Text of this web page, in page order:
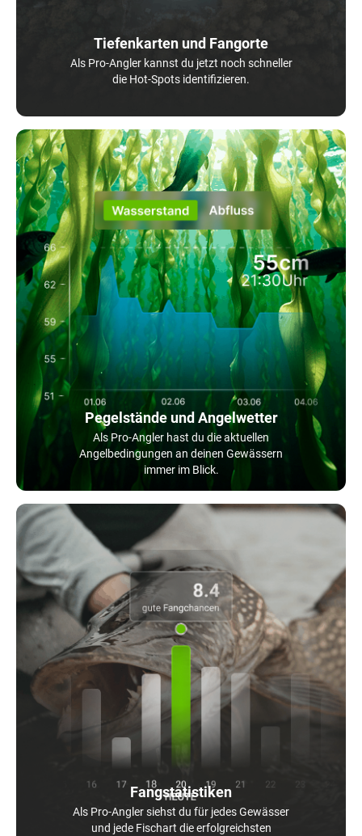
Tiefenkarten und Fangorte
Als Pro-Angler kannst du jetzt noch schneller
die Hot-Spots identifizieren.
Pegelstände und Angelwetter
Als Pro-Angler hast du die aktuellen
Angelbedingungen an deinen Gewässern
immer im Blick.
Fangstatistiken
Als Pro-Angler siehst du für jedes Gewässer
und jede Fischart die erfolgreichsten